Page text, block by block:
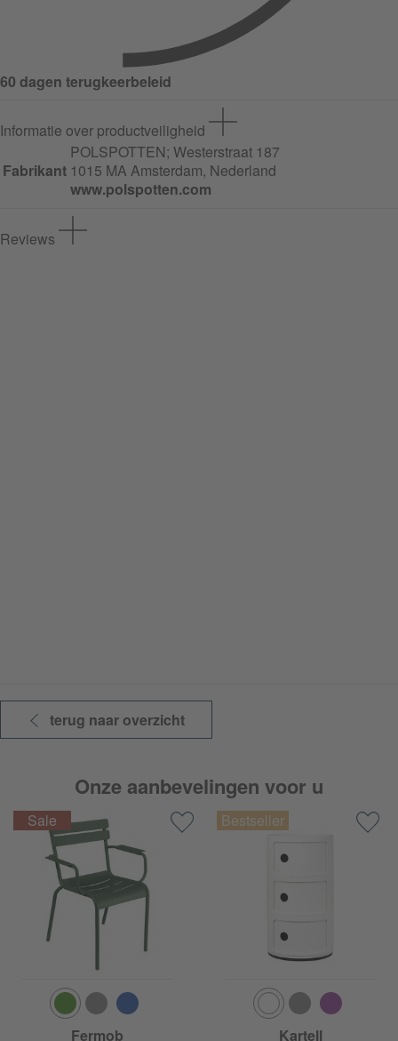
60 dagen terugkeerbeleid
Informatie over productveiligheid
Fabrikant
POLSPOTTEN; Westerstraat 187
1015 MA Amsterdam, Nederland
www.polspotten.com
Reviews
terug naar overzicht
Onze aanbevelingen voor u
Fermob Kartell